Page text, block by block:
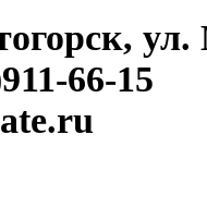
ул.
66-15